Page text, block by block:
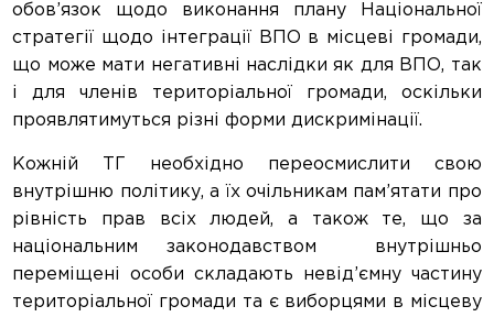
обов’язок щодо виконання плану Національної
стратегії щодо інтеграції ВПО в місцеві громади,
що може мати негативні наслідки як для ВПО, так
і для членів територіальної громади, оскільки
проявлятимуться різні форми дискримінації.
Кожній ТГ необхідно переосмислити свою
внутрішню політику, а їх очільникам пам’ятати про
рівність прав всіх людей, а також те, що за
національним законодавством внутрішньо
переміщені особи складають невід’ємну частину
територіальної громади та є виборцями в місцеву